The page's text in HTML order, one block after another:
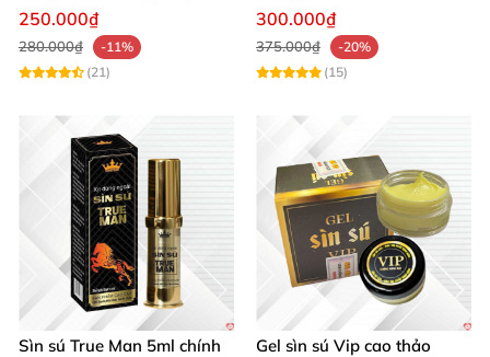
Nguyên kéo dài sức mạnh
250.000₫
280.000₫
-11%
(21)
300.000₫
375.000₫
-20%
(15)
Sìn sú True Man 5ml chính
Gel sìn sú Vip cao thảo